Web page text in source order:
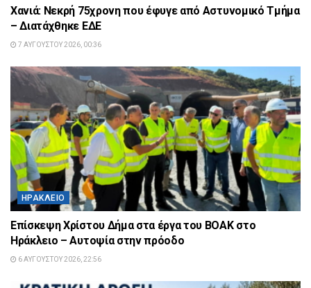
Χανιά: Νεκρή 75χρονη που έφυγε από Αστυνομικό Τμήμα
– Διατάχθηκε ΕΔΕ
7 ΑΥΓΟΎΣΤΟΥ 2026, 00:36
ΗΡΆΚΛΕΙΟ
Επίσκεψη Χρίστου Δήμα στα έργα του ΒΟΑΚ στο
Ηράκλειο – Αυτοψία στην πρόοδο
6 ΑΥΓΟΎΣΤΟΥ 2026, 22:56